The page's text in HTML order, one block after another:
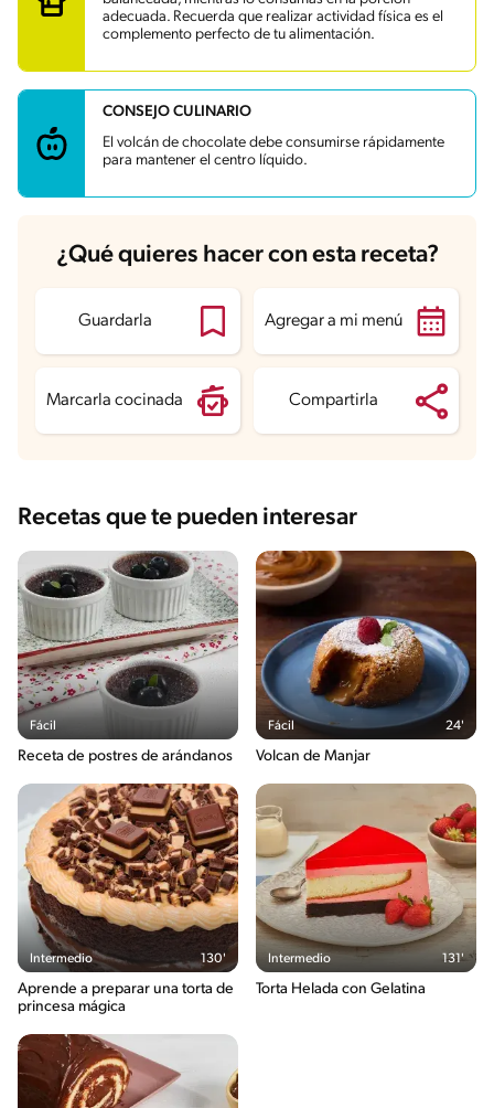
Fibra 0.8 g
Proteína 3.4 g
Grasas saturadas
adecuada. Recuerda que realizar actividad física es el
complemento perfecto de tu alimentación.
CONSEJO CULINARIO
El volcán de chocolate debe consumirse rápidamente
para mantener el centro líquido.
¿Qué quieres hacer con esta receta?
Guardarla Agregar a mi menú
Marcarla cocinada Compartirla
Recetas que te pueden interesar
Fácil
Receta de postres de arándanos
Fácil 24'
Volcan de Manjar
Intermedio 130'
Aprende a preparar una torta de
princesa mágica
Intermedio 131'
Torta Helada con Gelatina